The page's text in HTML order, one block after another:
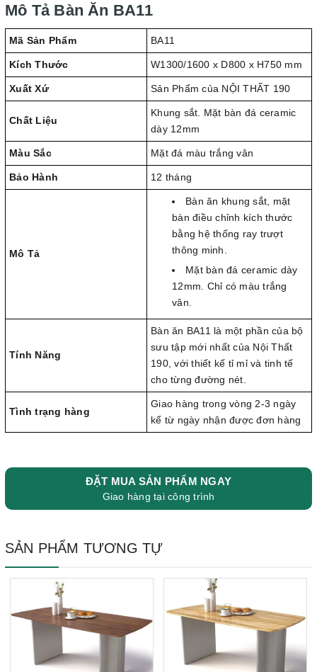
Mô Tả Bàn Ăn BA11
Mã Sản Phẩm BA11
Kích Thước W1300/1600 x D800 x H750 mm
Xuất Xứ Sản Phẩm của NỘI THẤT 190
Chất Liệu
Khung sắt. Mặt bàn đá ceramic
dày 12mm
Màu Sắc Mặt đá màu trắng vân
Bảo Hành 12 tháng
Mô Tả
Bàn ăn khung sắt, mặt
bàn điều chỉnh kích thước
bằng hệ thống ray trượt
thông minh.
Mặt bàn đá ceramic dày
12mm. Chỉ có màu trắng
vân.
Tính Năng
Bàn ăn BA11 là một phần của bộ
sưu tập mới nhất của Nội Thất
190, với thiết kế tỉ mỉ và tinh tế
cho từng đường nét.
Tình trạng hàng
Giao hàng trong vòng 2-3 ngày
kể từ ngày nhận được đơn hàng
ĐẶT MUA SẢN PHẨM NGAY
Giao hàng tại công trình
SẢN PHẨM TƯƠNG TỰ